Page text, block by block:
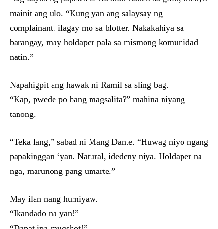
mainit ang ulo. “Kung yan ang salaysay ng
complainant, ilagay mo sa blotter. Nakakahiya sa
barangay, may holdaper pala sa mismong komunidad
natin.”
Napahigpit ang hawak ni Ramil sa sling bag.
“Kap, pwede po bang magsalita?” mahina niyang
tanong.
“Teka lang,” sabad ni Mang Dante. “Huwag niyo ngang
papakinggan ‘yan. Natural, idedeny niya. Holdaper na
nga, marunong pang umarte.”
May ilan nang humiyaw.
“Ikandado na yan!”